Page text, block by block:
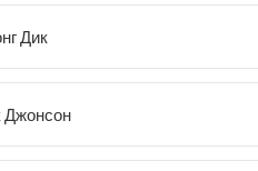
Дик
Джонсон